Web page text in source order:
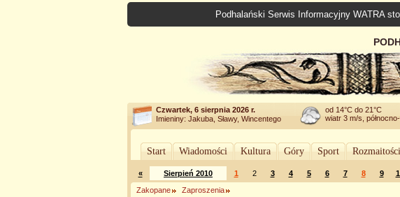
Podhalański Serwis Informacyjny WATRA
Czwartek, 6 sierpnia 2026 r.
Imieniny: Jakuba, Sławy, Wincentego
od 14°C do 21°C
wiatr 3 m/s,
Start Wiadomości Kultura Góry Sport Rozmaitości
« Sierpień 2010 1 2 3 4 5 6 7 8 9
Zakopane Zaproszenia